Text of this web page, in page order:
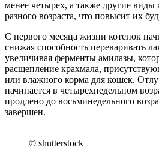
менее четырех, а также другие
разного возраста, что повысит их
С первого месяца жизни котенок
снижая способность переваривать
увеличивая ферменты амилазы,
расщепление крахмала,
или влажного корма для кошек.
начинается в четырехнедельном
продлено до восьминедельного
завершен.
© shutterstock